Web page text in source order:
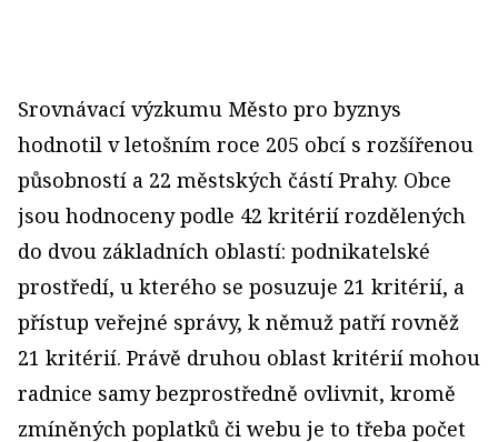
Srovnávací výzkumu Město pro byznys
hodnotil v letošním roce 205 obcí s rozšířenou
působností a 22 městských částí Prahy. Obce
jsou hodnoceny podle 42 kritérií rozdělených
do dvou základních oblastí: podnikatelské
prostředí, u kterého se posuzuje 21 kritérií, a
přístup veřejné správy, k němuž patří rovněž
21 kritérií. Právě druhou oblast kritérií mohou
radnice samy bezprostředně ovlivnit, kromě
zmíněných poplatků či webu je to třeba počet